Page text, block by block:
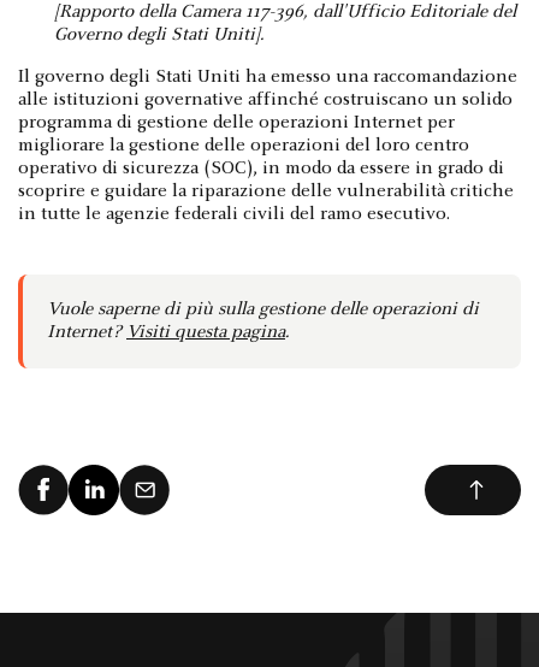
[Rapporto della Camera 117-396, dall'Ufficio Editoriale del
Governo degli Stati Uniti].
Il governo degli Stati Uniti ha emesso una raccomandazione
alle istituzioni governative affinché costruiscano un solido
programma di gestione delle operazioni Internet per
migliorare la gestione delle operazioni del loro centro
operativo di sicurezza (SOC), in modo da essere in grado di
scoprire e guidare la riparazione delle vulnerabilità critiche
in tutte le agenzie federali civili del ramo esecutivo.
Vuole saperne di più sulla gestione delle operazioni di
Internet? Visiti questa pagina.